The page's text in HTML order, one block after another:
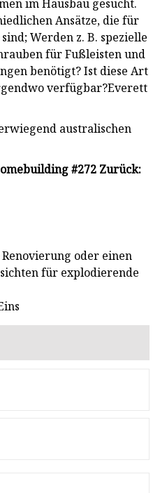
im Hausbau gesucht.
Ansätze, die für
Werden z. B. spezielle
für Fußleisten und
benötigt? Ist diese Art
verfügbar?Everett
australischen
#272 Zurück:
oder einen
für explodierende